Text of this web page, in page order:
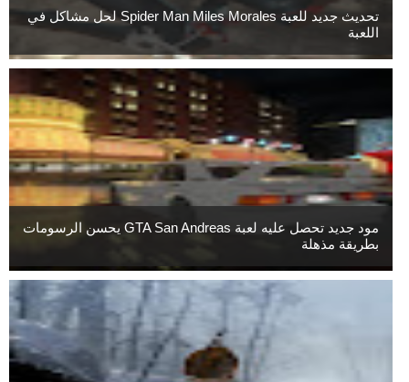
تحديث جديد للعبة Spider Man Miles Morales لحل مشاكل في
اللعبة
مود جديد تحصل عليه لعبة GTA San Andreas يحسن الرسومات
بطريقة مذهلة